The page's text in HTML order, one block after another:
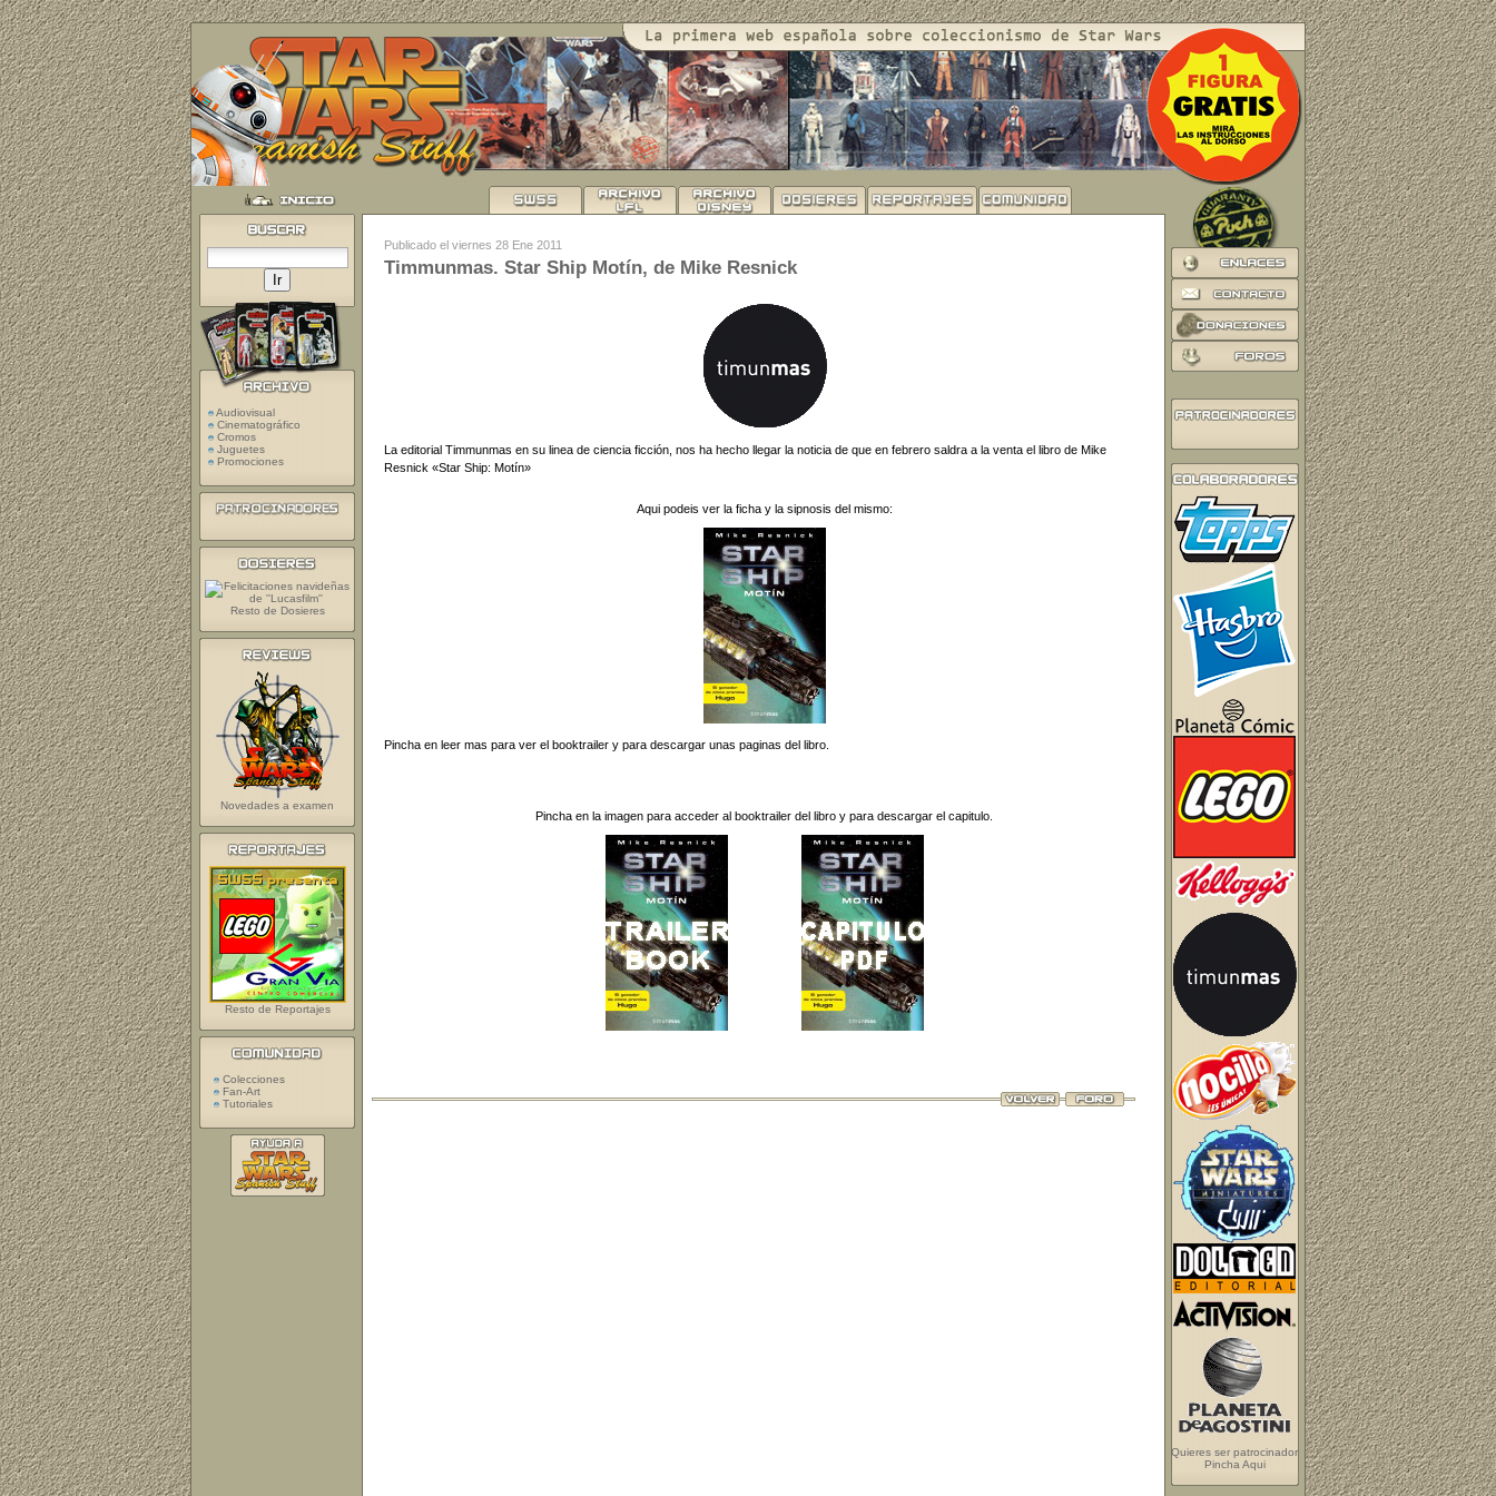
Publicado el viernes 28 Ene 2011
Timmunmas. Star Ship Motín, de Mike Resnick
La editorial Timmunmas en su linea de ciencia ficción, nos ha hecho llegar la noticia de que en febrero saldra a la venta el libro de Mike
Resnick «Star Ship: Motín»
Aqui podeis ver la ficha y la sipnosis del mismo:
Pincha en leer mas para ver el booktrailer y para descargar unas paginas del libro.
Pincha en la imagen para acceder al booktrailer del libro y para descargar el capitulo.
Quieres ser patrocinador
Pincha Aqui
Audiovisual
Cinematográfico
Cromos
Juguetes
Promociones
Resto de Dosieres
Novedades a examen
Resto de Reportajes
Colecciones
Fan-Art
Tutoriales